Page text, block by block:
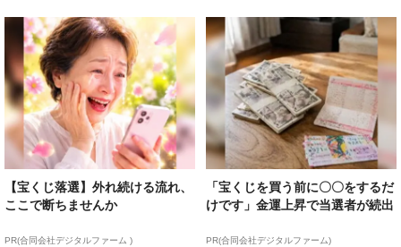
【宝くじ落選】外れ続ける流れ、
ここで断ちませんか
PR(合同会社デジタルファーム )
「宝くじを買う前に〇〇をするだ
けです」金運上昇で当選者が続出
PR(合同会社デジタルファーム)